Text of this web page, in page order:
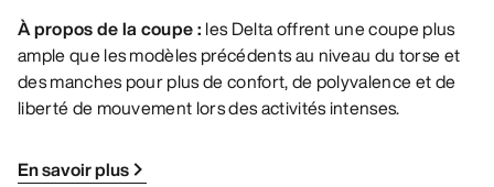
À propos de la coupe : les Delta offrent une coupe plus
ample que les modèles précédents au niveau du torse et
des manches pour plus de confort, de polyvalence et de
liberté de mouvement lors des activités intenses.
En savoir plus